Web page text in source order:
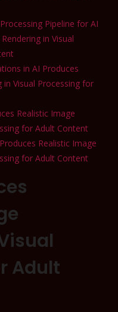
Pipeline for AI
in Visual
in AI Produces
in Visual Processing for
Realistic Image
for Adult Content
Realistic Image
for Adult Content
Adult